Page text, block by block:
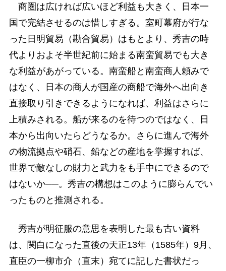
商圏は広ければ広いほど利益も大きく、日本一
国で完結させるのは惜しすぎる。室町幕府が行な
った日明貿易（勘合貿易）はもとより、秀吉の時
代よりおよそ半世紀前に始まる南蛮貿易でも大き
な利益があがっている。南蛮船と南蛮商人頼みで
はなく、日本の商人が国産の商船で海外へ出向き
直接取り引きできるようになれば、利益はさらに
上積みされる。船が来るのを待つのではなく、日
本から出向いたらどうなるか。さらに進んで海外
の物流拠点や硝石、鉛などの産地を掌握すれば、
世界で敵なしの財力と武力をも手中にできるので
はないか──。秀吉の構想はこのように膨らんでい
ったものと推測される。
秀吉が明征服の意思を表明した最も古い資料
は、関白になった直後の天正13年（1585年）9月、
直臣の一柳市介（直末）宛てに記した書状だっ